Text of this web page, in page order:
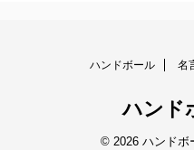
ハンドボール 名
ハンド
© 2026 ハンド